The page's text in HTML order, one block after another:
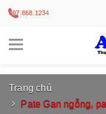
097.868.1234
Trang chủ
Pate Gan ngỗng,